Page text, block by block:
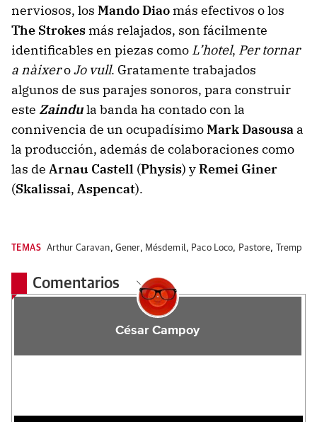
nerviosos, los Mando Diaomás efectivos o los
The Strokesmás relajados, son fácilmente
identificables en piezas como L’hotel, Per tornar
a nàixeroJo vull. Gratamente trabajados
algunos de sus parajes sonoros, para construir
este Zaindula banda ha contado con la
connivencia de un ocupadísimoMark Dasousa a
la producción, además de colaboraciones como
las de Arnau Castell (Physis) yRemei Giner
(Skalissai, Aspencat).
TEMAS Arthur Caravan, Gener, Mésdemil, Paco Loco, Pastore, Tremp
Comentarios
César Campoy